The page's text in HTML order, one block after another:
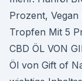
Prozent,
Tropfen Mit 5
CBD ÖL VON
Öl von Gift of